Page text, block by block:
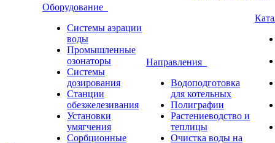
Оборудование
Системы аэрации
воды
Промышленные
озонаторы
Системы
дозирования
Станции
обезжелезивания
Установки
умягчения
Сорбционные
Направления
Водоподготовка
для котельных
Полиграфии
Растениеводство и
теплицы
Очистка воды на